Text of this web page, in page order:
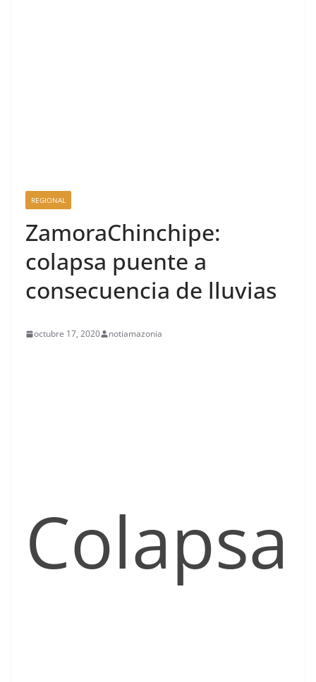
REGIONAL
ZamoraChinchipe:
colapsa puente a
consecuencia de lluvias
octubre 17, 2020 notiamazonia
Colapsa